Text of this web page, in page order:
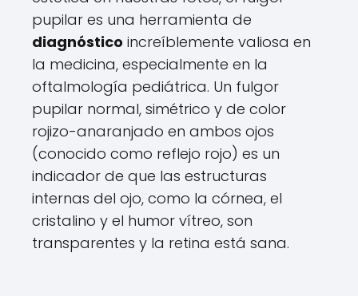
pupilar es una herramienta de
diagnóstico increíblemente valiosa en
la medicina, especialmente en la
oftalmología pediátrica. Un fulgor
pupilar normal, simétrico y de color
rojizo-anaranjado en ambos ojos
(conocido como reflejo rojo) es un
indicador de que las estructuras
internas del ojo, como la córnea, el
cristalino y el humor vítreo, son
transparentes y la retina está sana.